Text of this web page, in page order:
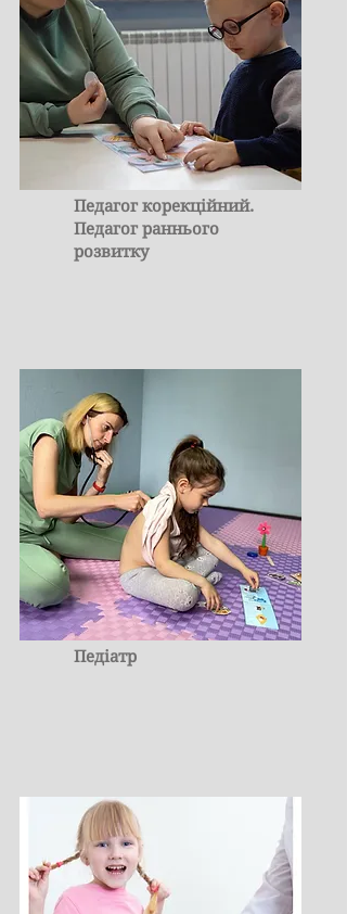
Педагог корекційний.
Педагог раннього
розвитку
Педіатр